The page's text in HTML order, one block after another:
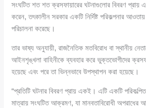
সংঘটিত শত শত ক্রসফায়ারের ঘটনাগুলোর বিবরণ প্রায়
করেন, তৎকালীন সরকার একটি নির্দিষ্ট পরিকল্পনার
পরিচালনা করেছে।
তার ভাষ্য অনুযায়ী, রাজনৈতিক মতবিরোধ বা স্থানীয়
আইনশৃঙ্খলা বাহিনীকে ব্যবহার করে ভুক্তভোগীদের
হয়েছে এবং পরে তা ভিন্নভাবে উপস্থাপন করা হয়েছে।
“প্রতিটি ঘটনার বিবরণ প্রায় একই। এটি একটি
মাত্রায় সংঘটিত আক্রমণ, যা মানবতাবিরোধী